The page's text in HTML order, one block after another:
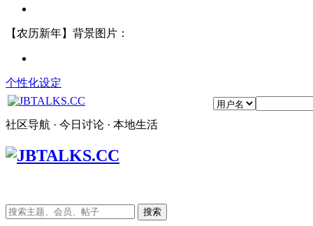
【农历新年】背景图片：
个性化设定
社区导航 · 今日讨论 · 本地生活
搜索